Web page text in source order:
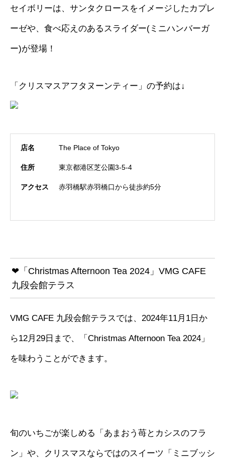
セイボリーは、サンタクロースをイメージしたカプレ
ーゼや、食べ応えのあるスライダー(ミニハンバーガ
ー)が登場！
「クリスマスアフタヌーンティー」の予約は↓
店名 The Place of Tokyo
住所 東京都港区芝公園3-5-4
アクセス 赤羽橋駅赤羽橋口から徒歩約5分
❤「Christmas Afternoon Tea 2024」VMG CAFE
九段会館テラス
VMG CAFE 九段会館テラスでは、2024年11月1日か
ら12月29日まで、「Christmas Afternoon Tea 2024」
を味わうことができます。
旬のいちごが楽しめる「あまおう苺とカシスのフラ
ン」や、クリスマスならではのスイーツ「ミニブッシ